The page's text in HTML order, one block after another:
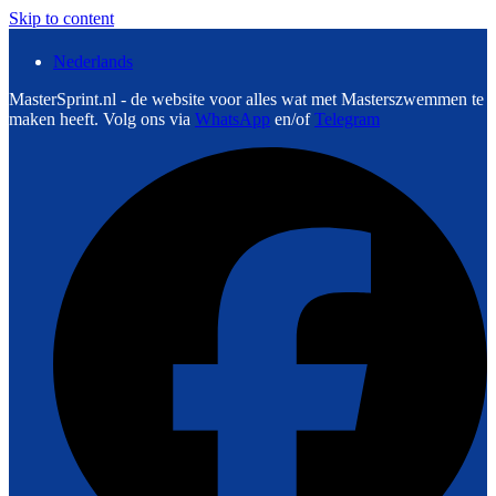
Skip to content
Nederlands
MasterSprint.nl - de website voor alles wat met Masterszwemmen te
maken heeft. Volg ons via WhatsApp en/ofTelegram